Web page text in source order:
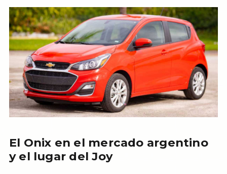
El Onix en el mercado argentino
y el lugar del Joy